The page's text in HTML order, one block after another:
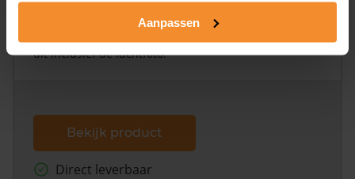
Aanpassen
Een uitgebreid overzicht van het perceel en
omliggende percelen met de kadastrale erfgrenzen,
dit inclusief de luchtfoto!
Bekijk product
Direct leverbaar